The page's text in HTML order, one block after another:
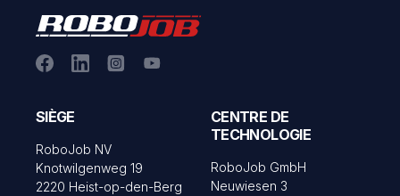
SIÈGE
RoboJob NV
Knotwilgenweg 19
2220 Heist-op-den-Berg
CENTRE DE
TECHNOLOGIE
RoboJob GmbH
Neuwiesen 3